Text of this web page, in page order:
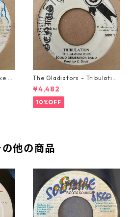
A
The Gladiators - Tribulation
【7-21365】
¥4,482
10%OFF
の他の商品